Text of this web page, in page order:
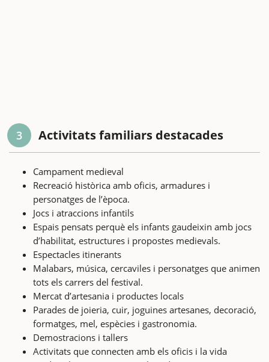
3 Activitats familiars destacades
Campament medieval
Recreació històrica amb oficis, armadures i
personatges de l’època.
Jocs i atraccions infantils
Espais pensats perquè els infants gaudeixin amb jocs
d’habilitat, estructures i propostes medievals.
Espectacles itinerants
Malabars, música, cercaviles i personatges que animen
tots els carrers del festival.
Mercat d’artesania i productes locals
Parades de joieria, cuir, joguines artesanes, decoració,
formatges, mel, espècies i gastronomia.
Demostracions i tallers
Activitats que connecten amb els oficis i la vida